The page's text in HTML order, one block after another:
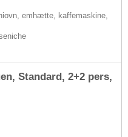
emhætte, kaffemaskine,
Standard, 2+2 pers,